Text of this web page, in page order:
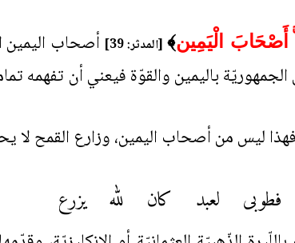
أَصْحَابَ الْيَمِين﴾ [المدثر: 39]
أصحاب اليمين
باليمين والقوّة فيعني أن تفهمه
ليس من أصحاب اليمين، وزارع القمح لا
فطوبى لعبد كان لله يزرع